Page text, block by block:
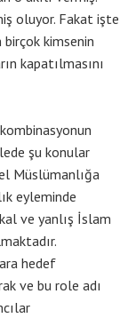
oluyor. Fakat işte
kimsenin
kapatılmasını
şu konular
Müslümanlığa
eyleminde
ve yanlış İslam
hedef
ve bu role adı